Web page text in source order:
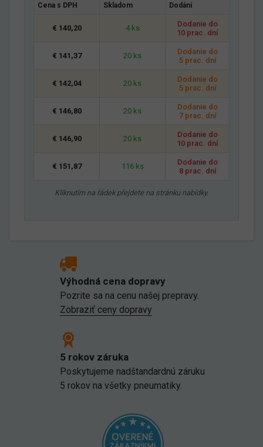
Cena s DPH Skladom Dodání
€ 140,20 4 ks
Dodanie do
10 prac. dní
€ 141,37 20 ks
Dodanie do
5 prac. dní
€ 142,04 20 ks
Dodanie do
5 prac. dní
€ 146,80 20 ks
Dodanie do
7 prac. dní
€ 146,90 20 ks
Dodanie do
10 prac. dní
€ 151,87 116 ks
Dodanie do
8 prac. dní
Kliknutím na řádek přejdete na stránku nabídky.
Výhodná cena dopravy
Pozrite sa na cenu našej prepravy.
Zobraziť ceny dopravy
5 rokov záruka
Poskytujeme nadštandardnú záruku
5 rokov na všetky pneumatiky.